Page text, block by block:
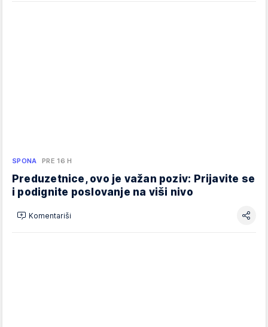
SPONA PRE 16 H
Preduzetnice, ovo je važan poziv: Prijavite se
i podignite poslovanje na viši nivo
Komentariši